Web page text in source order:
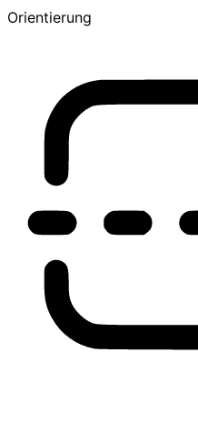
Orientierung